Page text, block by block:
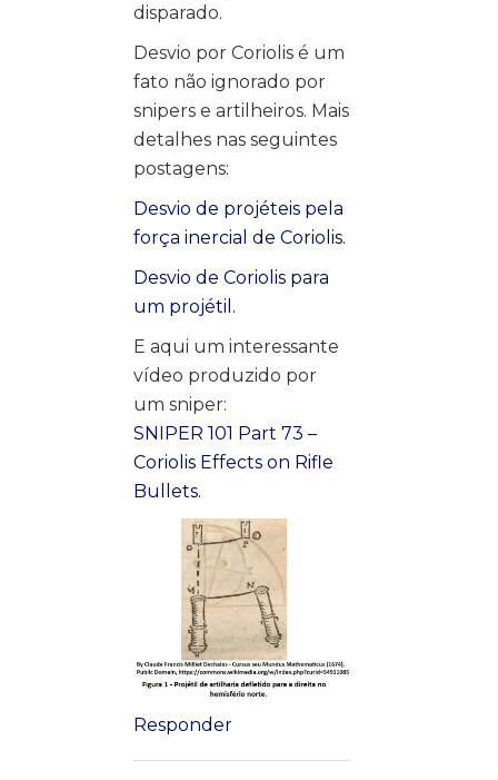
disparado.
Desvio por Coriolis é um
fato não ignorado por
snipers e artilheiros. Mais
detalhes nas seguintes
postagens:
Desvio de projéteis pela
força inercial de Coriolis.
Desvio de Coriolis para
um projétil.
E aqui um interessante
vídeo produzido por
um sniper:
SNIPER 101 Part 73 –
Coriolis Effects on Rifle
Bullets.
Responder